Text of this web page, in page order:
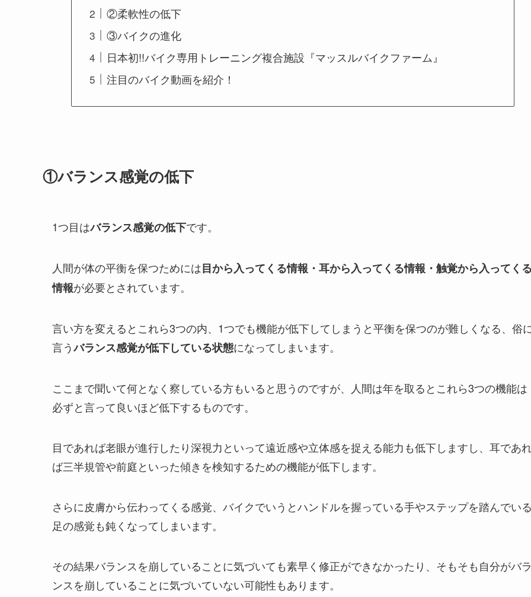
②柔軟性の低下
③バイクの進化
日本初!!バイク専用トレーニング複合施設『マッスルバイクファーム』
注目のバイク動画を紹介！
①バランス感覚の低下
1つ目はバランス感覚の低下です。
人間が体の平衡を保つためには目から入ってくる情報・耳から入ってくる情報・触覚から入ってく
情報が必要とされています。
言い方を変えるとこれら3つの内、1つでも機能が低下してしまうと平衡を保つのが難しくなる、俗
言うバランス感覚が低下している状態になってしまいます。
ここまで聞いて何となく察している方もいると思うのですが、人間は年を取るとこれら3つの機能は
必ずと言って良いほど低下するものです。
目であれば老眼が進行したり深視力といって遠近感や立体感を捉える能力も低下しますし、耳であ
ば三半規管や前庭といった傾きを検知するための機能が低下します。
さらに皮膚から伝わってくる感覚、バイクでいうとハンドルを握っている手やステップを踏んでい
足の感覚も鈍くなってしまいます。
その結果バランスを崩していることに気づいても素早く修正ができなかったり、そもそも自分がバ
ンスを崩していることに気づいていない可能性もあります。